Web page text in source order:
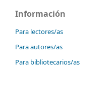
Información
Para lectores/as
Para autores/as
Para bibliotecarios/as